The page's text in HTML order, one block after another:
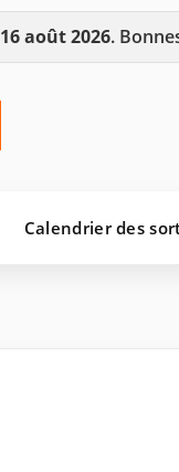
16 août 2026.
Calendrier des